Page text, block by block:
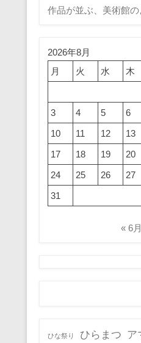
作品が並ぶ、美術館
2026年8月
月
火 水 木
3
4 5 6
10
11 12 13
17
18 19 20
24
25 26 27
31
« 6月
ひな祭り ひらまつ ア